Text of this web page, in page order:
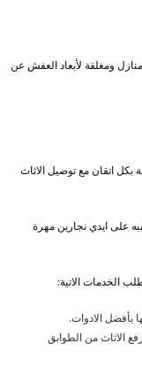
ومغلقة لأبعاد العفش عن
بكل اتقان مع توصيل الاثاث
على ايدي نجارين مهرة
الخدمات الاتية:
الادوات.
الاثاث من الطوابق